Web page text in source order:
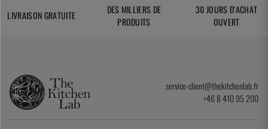
LIVRAISON GRATUITE
DES MILLIERS DE
PRODUITS
30 JOURS D'ACHAT
OUVERT
service-client@thekitchenlab.fr
+46 8 410 95 200